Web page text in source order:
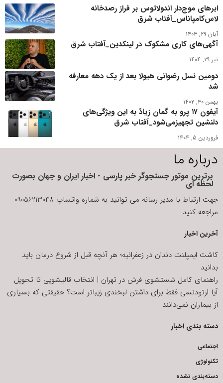
ابرهای موج‌دار اندولاتوس بر فراز رصدخانه
لاس‌کامپاناس_آفتاب شرق
آبان ۲۹, ۱۴۰۳
آگهی‌های کاری مشکوک در لینکدین_آفتاب شرق
تیر ۲۹, ۱۴۰۴
دومین نسل رضوانی هیولا بعد از یک دهه معارفه
شد
بهمن ۳۰, ۱۴۰۲
آیفون ۱۷ پرو به گمان زیادً به این ویژگی‌های
دلنشین تجهیزمی‌شود_آفتاب شرق
فروردین ۵, ۱۴۰۴
درباره ما
برترین موتور جستجوگر خبر پارسی - اخبار ایران و جهان بصورت
لحظه ای
جهت ارتباط با مدیر رسانه می توانید به شماره واتساپ 09056213048
مراجعه کنید
آخرین اخبار
کاشت ایمپلنت دندان در زعفرانیه؛ هر آنچه قبل از شروع درمان باید
بدانید
راهنمای کامل شستشوی فرش در تهران | انتخاب قالیشویی تا تحویل
آیا ارتودنسی فقط برای داشتن لبخندی زیباتر است؟ حقیقتی که بسیاری
از بیماران نمی‌دانند
دسته بندی اخبار
اجتماعی
تکنولوژی
دسته‌بندی نشده